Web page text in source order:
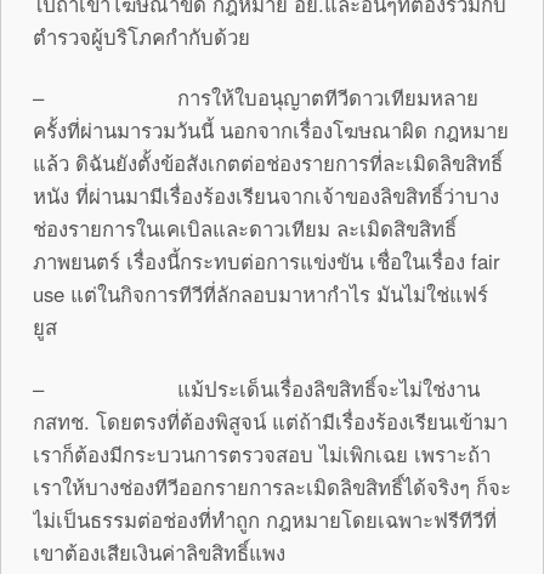
ตำรวจผู้บริโภคกำกับด้วย
– การให้ใบอนุญาตทีวีดาวเทียมหลาย
ครั้งที่ผ่านมารวมวันนี้ นอกจากเรื่องโฆษณาผิด กฎหมาย
แล้ว ดิฉันยังตั้งข้อสังเกตต่อช่องรายการที่ละเมิดลิขสิทธิ์
หนัง ที่ผ่านมามีเรื่องร้องเรียนจากเจ้าของลิขสิทธิ์ว่าบาง
ช่องรายการในเคเบิลและดาวเทียม ละเมิดสิขสิทธิ์
ภาพยนตร์ เรื่องนี้กระทบต่อการแข่งขัน เชื่อในเรื่อง fair
use แต่ในกิจการทีวีที่ลักลอบมาหากำไร มันไม่ใช่แฟร์
ยูส
– แม้ประเด็นเรื่องลิขสิทธิ์จะไม่ใช่งาน
กสทช. โดยตรงที่ต้องพิสูจน์ แต่ถ้ามีเรื่องร้องเรียนเข้ามา
เราก็ต้องมีกระบวนการตรวจสอบ ไม่เพิกเฉย เพราะถ้า
เราให้บางช่องทีวีออกรายการละเมิดลิขสิทธิ์ได้จริงๆ ก็จะ
ไม่เป็นธรรมต่อช่องที่ทำถูก กฎหมายโดยเฉพาะฟรีทีวีที่
เขาต้องเสียเงินค่าลิขสิทธิ์แพง